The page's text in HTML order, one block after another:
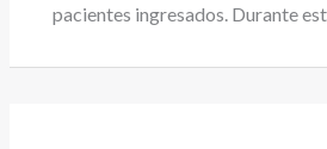
pacientes ingresados. Durante